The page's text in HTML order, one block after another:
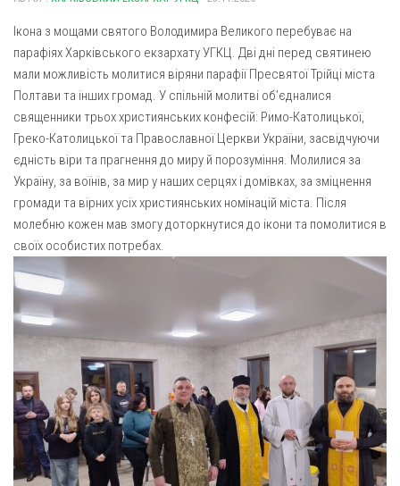
Покрови Пресвятої Богородиці (с. Вільча)
Преображенська парафія (м. Лозова)
Парафія Благовіщення Пресвятої Богородиці (смт
Золочів)
Парафія Різдва Пресвятої Богородиці м. Берестин
(Красноград)
Парохії Полтавської області
Пресвятої Трійці (м. Полтава)
Всіх Святих українського народу (м. Полтава)
Свято-Юріївська парафія (м. Полтава)
Архистратига Михаїла (с. Пригарівка)
Благовіщення Пресвятої Богородиці (с. Шевченки)
Введення у храм Пресвятої Богородиці (с. Дашківка)
Вознесіння ГНІХ (с. Витівка)
Вознесіння Господнього (м. Кобеляки)
Пророка Іллі (смт. Білики)
Надруковані числа
Молитви
Рух pro-life
Ікона з мощами святого Володимира Великого перебуває на
парафіях Харківського екзархату УГКЦ. Дві дні перед святинею
мали можливість молитися віряни парафії Пресвятої Трійці міста
Полтави та інших громад. У спільній молитві об’єдналися
священники трьох християнських конфесій: Римо-Католицької,
Греко-Католицької та Православної Церкви України, засвідчуючи
єдність віри та прагнення до миру й порозуміння. Молилися за
Україну, за воїнів, за мир у наших серцях і домівках, за зміцнення
громади та вірних усіх християнських номінацій міста. Після
молебню кожен мав змогу доторкнутися до ікони та помолитися в
своїх особистих потребах.